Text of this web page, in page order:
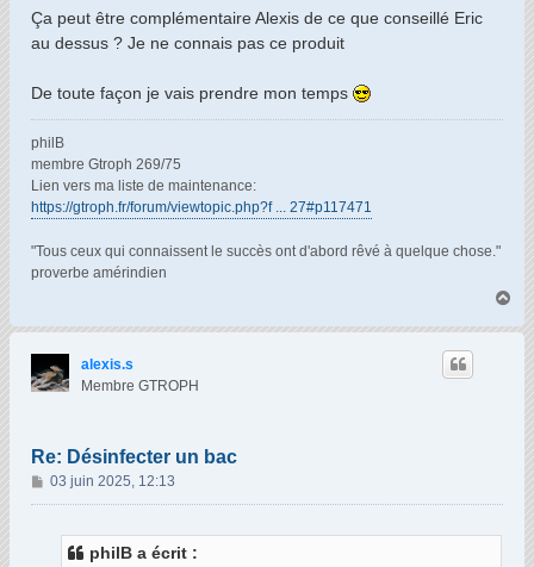
s
e
Ça peut être complémentaire Alexis de ce que conseillé Eric
au dessus ? Je ne connais pas ce produit
De toute façon je vais prendre mon temps
philB
membre Gtroph 269/75
Lien vers ma liste de maintenance:
https://gtroph.fr/forum/viewtopic.php?f ... 27#p117471
"Tous ceux qui connaissent le succès ont d'abord rêvé à quelque chose."
proverbe amérindien
u
alexis.s
Membre GTROPH
Re: Désinfecter un bac
M
e
03 juin 2025, 12:13
philB a écrit :